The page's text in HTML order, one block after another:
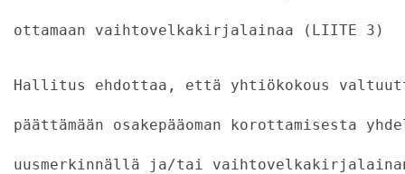
ottamaan vaihtovelkakirjalainaa (LIITE 3)
Hallitus ehdottaa, että yhtiökokous
päättämään osakepääoman korottamisesta
uusmerkinnällä ja/tai